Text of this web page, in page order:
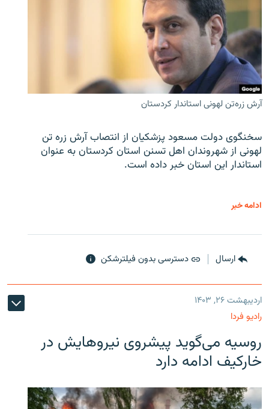
آرش زره‌تن لهونی استاندار کردستان
سخنگوی دولت مسعود پزشکیان از انتصاب آرش زره تن
لهونی از شهروندان اهل تسنن استان کردستان به عنوان
استاندار این استان خبر داده است.
ادامه خبر
ارسال دسترسی بدون فیلترشکن
اردیبهشت ۲۶, ۱۴۰۳
رادیو فردا
روسیه می‌گوید پیشروی نیروهایش در
خارکیف ادامه دارد